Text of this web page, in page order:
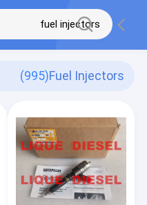
Fuel Injectors
(995)